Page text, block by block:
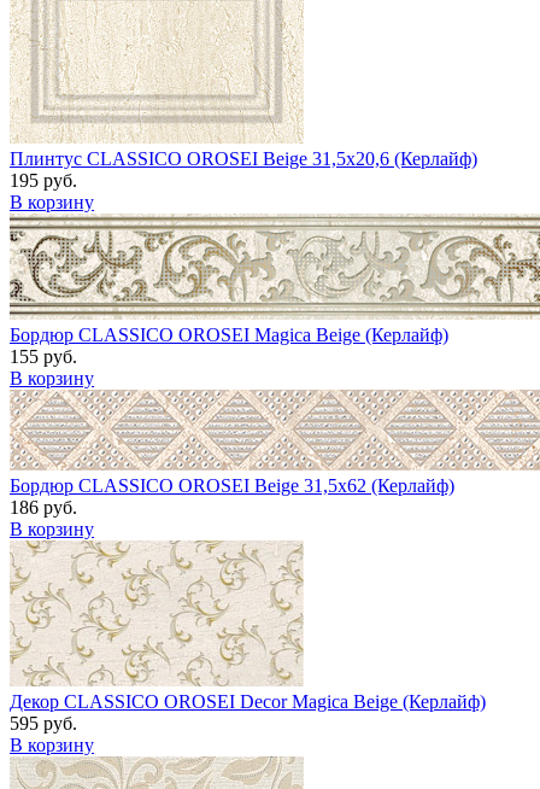
Плинтус CLASSICO OROSEI Beige 31,5x20,6 (Керлайф)
195 руб.
В корзину
Бордюр CLASSICO OROSEI Magica Beige (Керлайф)
155 руб.
В корзину
Бордюр CLASSICO OROSEI Beige 31,5x62 (Керлайф)
186 руб.
В корзину
Декор CLASSICO OROSEI Decor Magica Beige (Керлайф)
595 руб.
В корзину